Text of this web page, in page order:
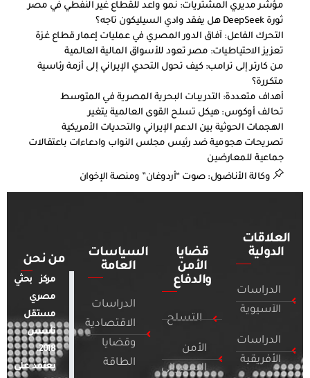
مؤشر مديري المشتريات: نمو واعد للقطاع غير النفطي في مصر
ثورة DeepSeek هل يفقد وادي السيليكون تاجه؟
التحرك الفاعل: آفاق الدور المصري في عمليات إعمار قطاع غزة
تعزيز الاحتياطيات: مصر تعود للأسواق المالية العالمية
من كارتر إلى ترامب: كيف تحول التحدي الإيراني إلى أزمة رئاسية
متكررة؟
أهداف متعددة: التدريبات البحرية المصرية في المتوسط
تحالف أوكوس: هيكل تسلح القوى العالمية يتغير
الهجمات الحوثية بين الدعم الإيراني والتحديات الأمريكية
تصريحات هجومية ضد رئيس مجلس النواب وادعاءات باعتقالات
جماعية للمعارضين
وكالة الأناضول: صوت “أردوغان” ومنصة الإخوان
العلاقات
الدولية
الدراسات
الآسيوية
الدراسات
الأفريقية
قضايا
الأمن
والدفاع
التسلح
الأمن
السيبراني
السياسات
العامة
الدراسات
الاقتصادية
وقضايا
الطاقة
من نحن
مركز بحثي
مصري
مستقل
تأسس
2018.
يعتمد على